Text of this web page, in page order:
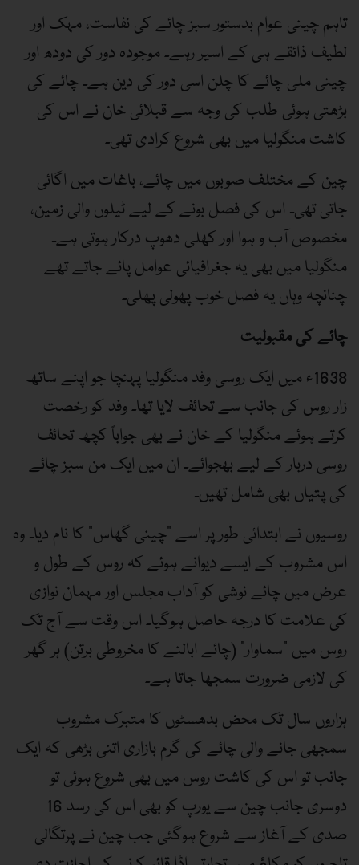
تاہم چینی عوام بدستور سبز چائے کی نفاست، مہک اور
لطیف ذائقے ہی کے اسیر رہے۔ موجودہ دور کی دودھ اور
چینی ملی چائے کا چلن اسی دور کی دین ہے۔ چائے کی
بڑھتی ہوئی طلب کی وجہ سے قبلائی خان نے اس کی
کاشت منگولیا میں بھی شروع کرادی تھی۔
چین کے مختلف صوبوں میں چائے، باغات میں اگائی
جاتی تھی۔ اس کی فصل بونے کے لیے ٹیلوں والی زمین،
مخصوص آب و ہوا اور کھلی دھوپ درکار ہوتی ہے۔
منگولیا میں بھی یہ جغرافیائی عوامل پائے جاتے تھے
چنانچہ وہاں یہ فصل خوب پھولی پھلی۔
چائے کی مقبولیت
1638ء میں ایک روسی وفد منگولیا پہنچا جو اپنے ساتھ
زار روس کی جانب سے تحائف لایا تھا۔ وفد کو رخصت
کرتے ہوئے منگولیا کے خان نے بھی جواباً کچھ تحائف
روسی دربار کے لیے بھجوائے۔ ان میں ایک من سبز چائے
کی پتیاں بھی شامل تھیں۔
روسیوں نے ابتدائی طور پر اسے ”چینی گھاس“ کا نام دیا۔ وہ
اس مشروب کے ایسے دیوانے ہوئے کہ روس کے طول و
عرض میں چائے نوشی کو آداب مجلس اور مہمان نوازی
کی علامت کا درجہ حاصل ہوگیا۔ اس وقت سے آج تک
روس میں ”سماوار“ (چائے ابالنے کا مخروطی برتن) ہر گھر
کی لازمی ضرورت سمجھا جاتا ہے۔
ہزاروں سال تک محض بدھسٹوں کا متبرک مشروب
سمجھی جانے والی چائے کی گرم بازاری اتنی بڑھی کہ ایک
جانب تو اس کی کاشت روس میں بھی شروع ہوئی تو
دوسری جانب چین سے یورپ کو بھی اس کی رسد 16
صدی کے آغاز سے شروع ہوگئی جب چین نے پرتگالی